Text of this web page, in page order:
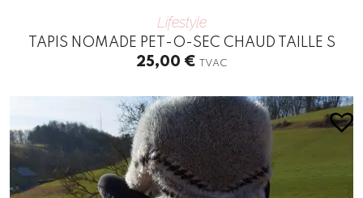
Lifestyle
TAPIS NOMADE PET-O-SEC CHAUD TAILLE S
25,00 € TVAC
product
has
multiple
variants.